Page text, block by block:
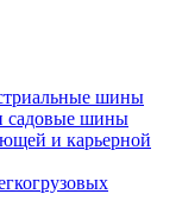
шины
садовые шины
и карьерной